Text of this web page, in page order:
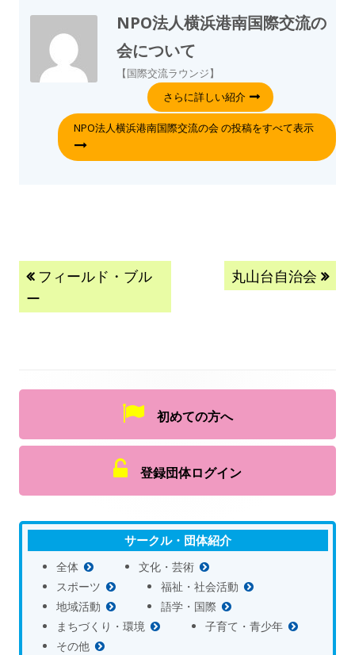
NPO法人横浜港南国際交流の
会について
【国際交流ラウンジ】
さらに詳しい紹介
NPO法人横浜港南国際交流の会 の投稿をすべて表示
フィールド・ブル
ー
丸山台自治会
初めての方へ
登録団体ログイン
サークル・団体紹介
全体
文化・芸術
スポーツ
福祉・社会活動
地域活動
語学・国際
まちづくり・環境
子育て・青少年
その他